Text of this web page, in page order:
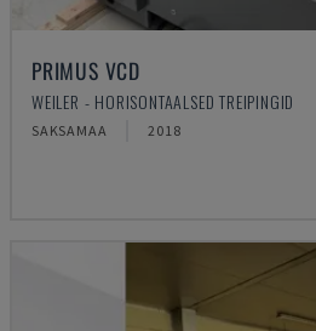
PRIMUS VCD
WEILER - HORISONTAALSED TREIPINGID
SAKSAMAA 2018